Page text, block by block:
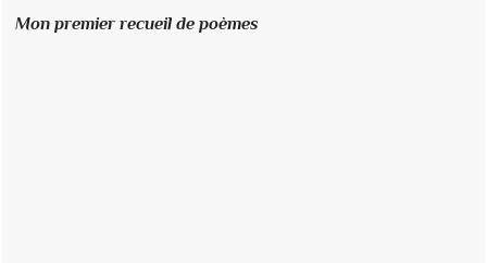
Mon premier recueil de poèmes